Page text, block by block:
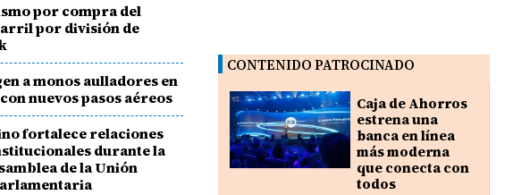
por compra del
por división de
a monos aulladores en
nuevos pasos aéreos
fortalece relaciones
durante la
de la Unión
CONTENIDO PATROCINADO
Caja de Ahorros
estrena una
banca en línea
más moderna
que conecta con
todos